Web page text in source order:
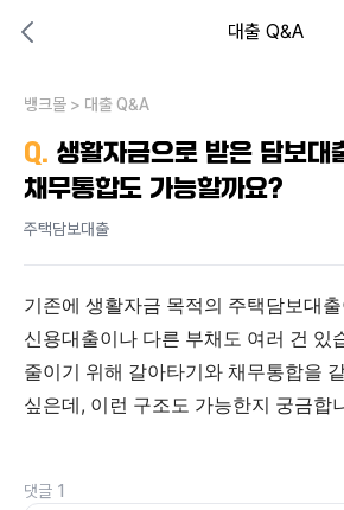
대출 Q&A
내 상황엔 어떤 방법이 있을까?
뱅크몰 > 대출 Q&A
Q. 생활자금으로 받은 담보대
채무통합도 가능할까요?
주택담보대출
기존에 생활자금 목적의 주택담보대
신용대출이나 다른 부채도 여러 건 있
줄이기 위해 갈아타기와 채무통합을
싶은데, 이런 구조도 가능한지 궁금합
댓글 1